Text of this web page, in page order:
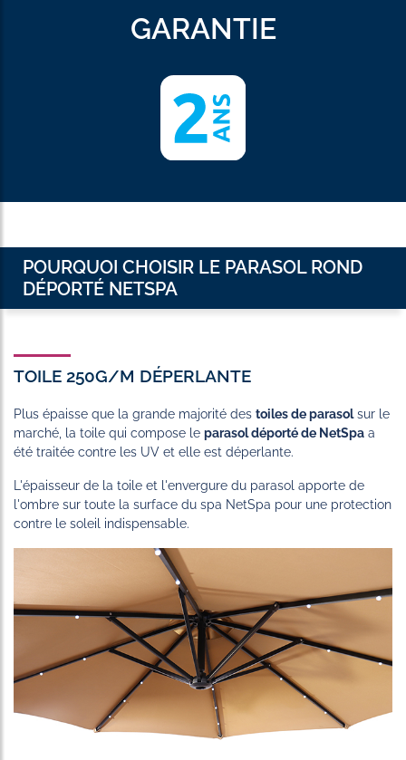
GARANTIE
POURQUOI CHOISIR LE PARASOL ROND
DÉPORTÉ NETSPA
TOILE 250G/M DÉPERLANTE
Plus épaisse que la grande majorité des toiles de parasolsur le
marché, la toile qui compose le parasol déporté de NetSpa a
été traitée contre les UV et elle est déperlante.
L'épaisseur de la toile et l'envergure du parasol apporte de
l'ombre sur toute la surface du spa NetSpa pour une protection
contre le soleil indispensable.